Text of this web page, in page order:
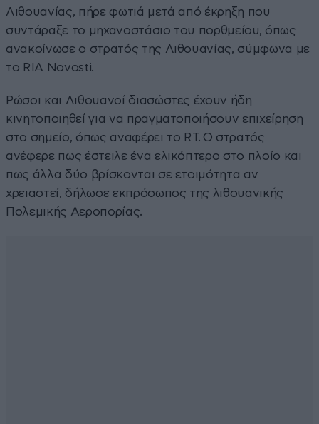
Λιθουανίας, πήρε φωτιά μετά από έκρηξη που
συντάραξε το μηχανοστάσιο του πορθμείου, όπως
ανακοίνωσε ο στρατός της Λιθουανίας, σύμφωνα με
το RIA Novosti.
Ρώσοι και Λιθουανοί διασώστες έχουν ήδη
κινητοποιηθεί για να πραγματοποιήσουν επιχείρηση
στο σημείο, όπως αναφέρει το RT. Ο στρατός
ανέφερε πως έστειλε ένα ελικόπτερο στο πλοίο και
πως άλλα δύο βρίσκονται σε ετοιμότητα αν
χρειαστεί, δήλωσε εκπρόσωπος της λιθουανικής
Πολεμικής Αεροπορίας.